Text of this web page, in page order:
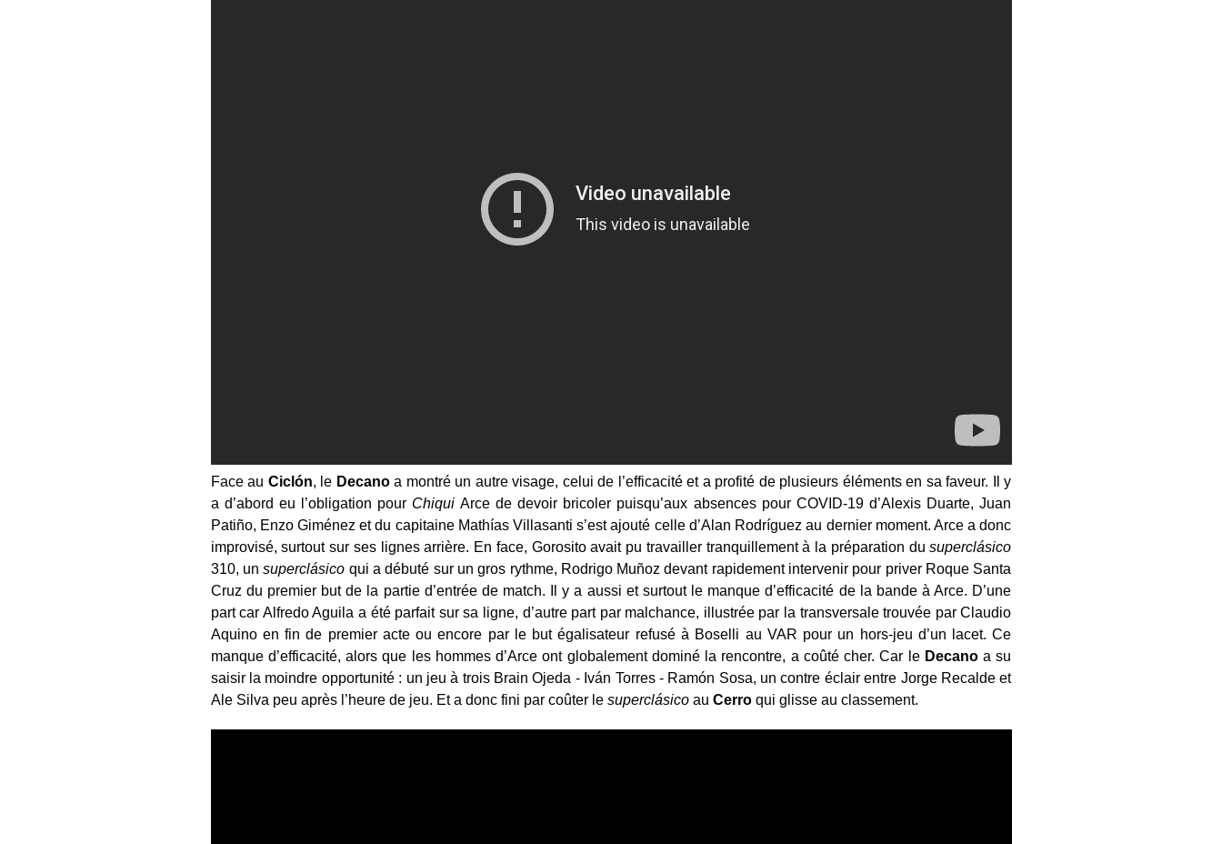
Face au Cicl ón, le Decanoa montré un autre visage, celui de l’efficacité et a profité de plusieurs éléments en sa faveur. Il y
a d’abord eu l’obligation pour Chiqui Arce de devoir bricoler puisqu’aux absences pour COVID-19 d’Alexis Duarte, Juan
Patiño, Enzo Giménez et du capitaine Mathías Villasanti s’est ajouté celle d’Alan Rodríguez au dernier moment. Arce a donc
improvisé, surtout sur ses lignes arrière. En face, Gorosito avait pu travailler tranquillement à la préparation dusuperclásico
310, unsuperclásico qui a débuté sur un gros rythme, Rodrigo Muñoz devant rapidement intervenir pour priver Roque Santa
Cruz du premier but de la partie d’entrée de match. Il y a aussi et surtout le manque d’efficacité de la bande à Arce. D’une
part car Alfredo Aguila a été parfait sur sa ligne, d’autre part par malchance, illustrée par la transversale trouvée par Claudio
Aquino en fin de premier acte ou encore par le but égalisateur refusé à Boselli au VAR pour un hors-jeu d’un lacet. Ce
manque d’efficacité, alors que les hommes d’Arce ont globalement dominé la rencontre, a coûté cher. Car le Decanoa su
saisir la moindre opportunité : un jeu à trois Brain Ojeda - Iván Torres - Ramón Sosa, un contre éclair entre Jorge Recalde et
Ale Silva peu après l’heure de jeu. Et a donc fini par coûter le superclásico au Cerroqui glisse au classement.